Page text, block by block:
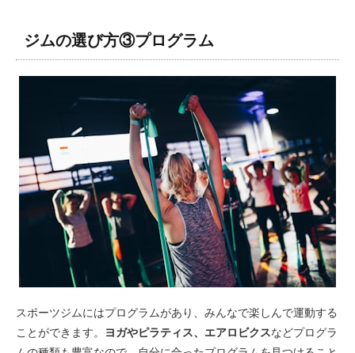
ジムの選び方③プログラム
スポーツジムにはプログラムがあり、みんなで楽しんで運動する
ことができます。
ヨガやピラティス、エアロビクスなどプログラ